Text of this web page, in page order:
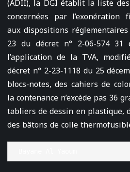
(ADII), la DGI établit la liste
concernées par l’exonération
aux dispositions
23 du décret n° 2-06-574 31
l’application de la TVA,
décret n° 2-23-1118 du 25
blocs-notes, des cahiers de
la contenance n’excède pas 36
tabliers de dessin en plastique,
des bâtons de colle